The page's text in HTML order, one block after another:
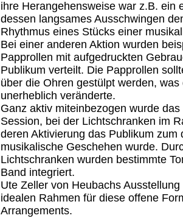
ihre Herangehensweise war z.B. ein
dessen langsames Ausschwingen
Rhythmus eines Stücks einer
Bei einer anderen Aktion wurden
Papprollen mit aufgedruckten
Publikum verteilt. Die Papprollen
über die Ohren gestülpt werden,
unerheblich veränderte.
Ganz aktiv miteinbezogen wurde
Session, bei der Lichtschranken im
deren Aktivierung das Publikum zum
musikalische Geschehen wurde.
Lichtschranken wurden bestimmte
Band integriert.
Ute Zeller von Heubachs Ausstellung
idealen Rahmen für diese offene
Arrangements.